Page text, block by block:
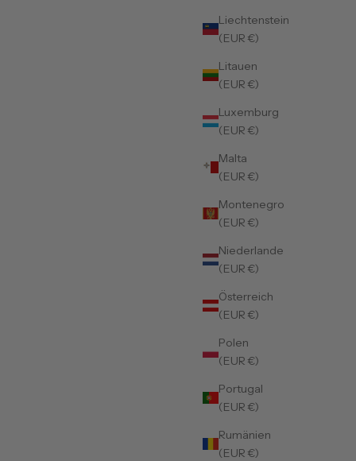
Liechtenstein
(EUR €)
Litauen
(EUR €)
Luxemburg
(EUR €)
Malta
(EUR €)
Montenegro
(EUR €)
Niederlande
(EUR €)
Österreich
(EUR €)
Polen
(EUR €)
Portugal
(EUR €)
Rumänien
(EUR €)